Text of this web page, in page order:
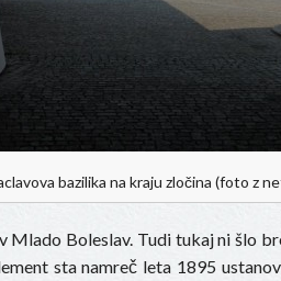
bazilika na kraju zločina (foto z
Mlado Boleslav. Tudi tukaj ni šlo
sta namreč leta 1895